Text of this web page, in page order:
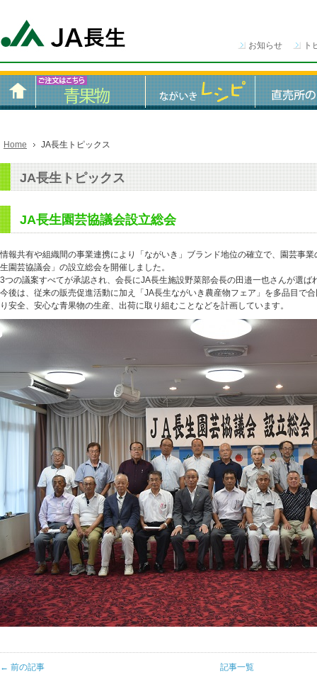
お知らせ ト
Home JA長生トピックス
JA長生トピックス
JA長生園芸協議会設立総会
情報共有や組織間の事業連携により「ながいき」ブランド地位の確立で、園芸事
生園芸協議会」の設立総会を開催しました。
3つの議案すべてが承認され、会長にJA長生施設野菜部会長の田邉一也さんが選ば
今後は、従来の販売促進活動に加え「JA長生ながいき農産物フェア」を多品目で
り安全、安心な青果物の生産、出荷に取り組むことなどを計画しています。
← 前の記事 記事一覧